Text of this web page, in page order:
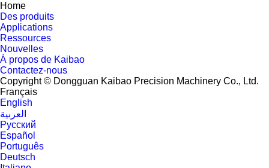
Home
Des produits
Applications
Ressources
Nouvelles
À propos de Kaibao
Contactez-nous
Copyright © Dongguan Kaibao Precision Machinery Co., Ltd.
Français
English
العربية
Pусский
Español
Português
Deutsch